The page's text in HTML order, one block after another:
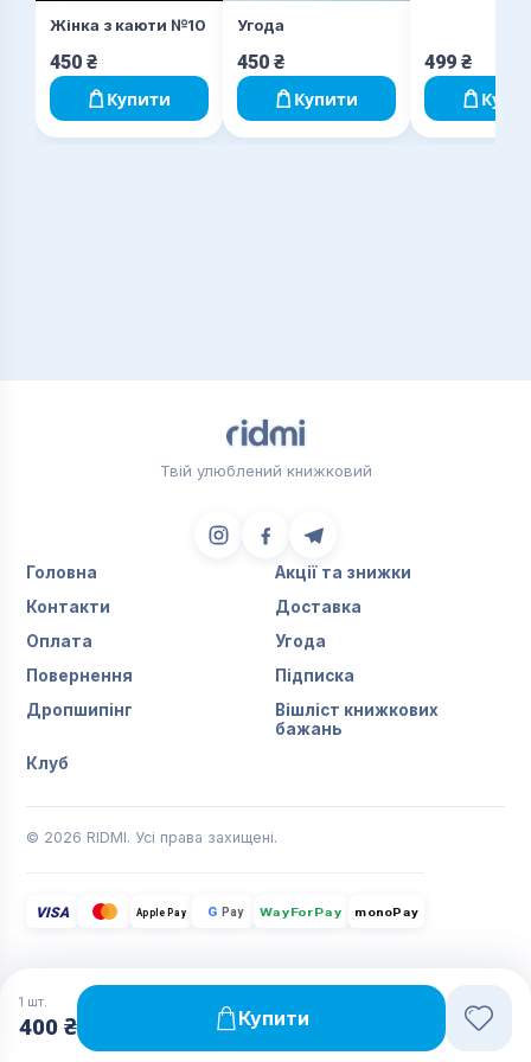
Жінка з каюти №10
450 ₴
Купити
Угода
450 ₴
Купити
499 ₴
1 шт.
400 ₴ Купити
Твій улюблений книжковий
Головна
Акції та знижки
Контакти
Доставка
Оплата
Угода
Повернення
Підписка
Дропшипінг
Вішліст книжкових
бажань
Клуб
© 2026 RIDMI. Усі права захищені.
VISA Apple Pay G Pay WayForPay monoPay